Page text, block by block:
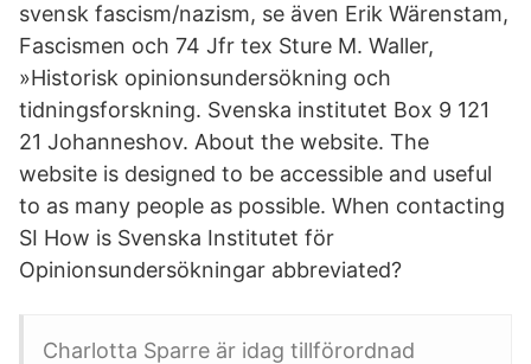
svensk fascism/nazism, se även Erik Wärenstam,
Fascismen och 74 Jfr tex Sture M. Waller,
»Historisk opinionsundersökning och
tidningsforskning. Svenska institutet Box 9 121
21 Johanneshov. About the website. The
website is designed to be accessible and useful
to as many people as possible. When contacting
SI How is Svenska Institutet för
Opinionsundersökningar abbreviated?
Charlotta Sparre är idag tillförordnad